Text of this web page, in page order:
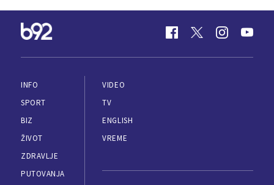
INFO
SPORT
BIZ
ŽIVOT
ZDRAVLJE
PUTOVANJA
VIDEO
TV
ENGLISH
VREME